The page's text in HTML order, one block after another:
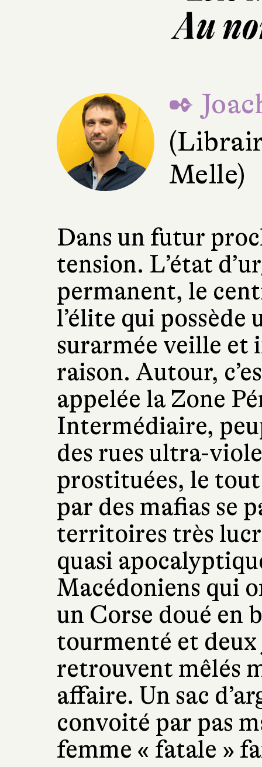
Au
✒
Melle)
Dans un futur
tension. L’état
permanent, le
l’élite qui possède
surarmée veille et
raison. Autour,
appelée la Zone
Intermédiaire,
des rues ultra-
prostituées, le
par des mafias se
territoires très
quasi
Macédoniens qui
un Corse doué en
tourmenté et deux
retrouvent mêlés
affaire. Un sac
convoité par pas
femme « fatale »